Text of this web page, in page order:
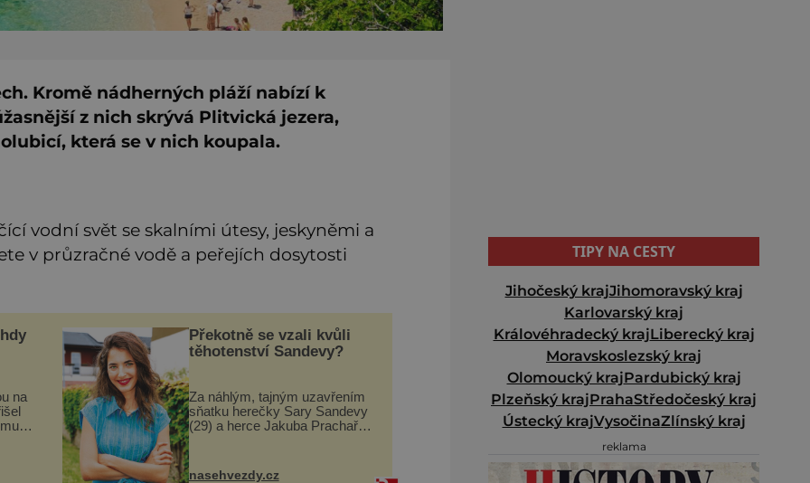
Kromě nádherných pláží nabízí k
z nich skrývá Plitvická jezera,
která se v nich koupala.
vodní svět se skalními útesy, jeskyněmi a
v průzračné vodě a peřejích dosytosti
na
Překotně se vzali kvůli
těhotenství Sandevy?
Za náhlým, tajným uzavřením
sňatku herečky Sary Sandevy
(29) a herce Jakuba Prachaře
(42), známých ze seriálu Jakub
a Sara, se skrývá možná
mnohem víc než jen touha
nasehvezdy.cz
TIPY NA CESTY
Jihočeský krajJihomoravský kraj
Karlovarský kraj
Královéhradecký krajLiberecký kraj
Moravskoslezský kraj
Olomoucký krajPardubický kraj
Plzeňský krajPrahaStředočeský kraj
Ústecký krajVysočinaZlínský kraj
reklama